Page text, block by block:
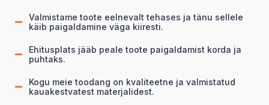
Valmistame toote eelnevalt tehases ja tänu sellele
käib paigaldamine väga kiiresti.
Ehitusplats jääb peale toote paigaldamist korda ja
puhtaks.
Kogu meie toodang on kvaliteetne ja valmistatud
kauakestvatest materjalidest.